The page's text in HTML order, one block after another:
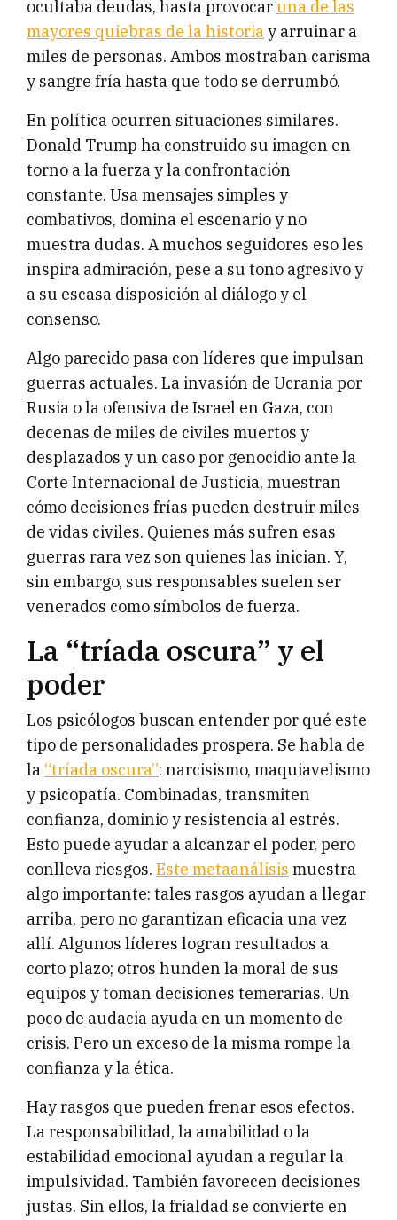
ocultaba deudas, hasta provocaruna de las
mayores quiebras de la historiay arruinar a
miles de personas. Ambos mostraban carisma
y sangre fría hasta que todo se derrumbó.
En política ocurren situaciones similares.
Donald Trump ha construido su imagen en
torno a la fuerza y la confrontación
constante. Usa mensajes simples y
combativos, domina el escenario y no
muestra dudas. A muchos seguidores eso les
inspira admiración, pese a su tono agresivo y
a su escasa disposición al diálogo y el
consenso.
Algo parecido pasa con líderes que impulsan
guerras actuales. La invasión de Ucrania por
Rusia o la ofensiva de Israel en Gaza, con
decenas de miles de civiles muertos y
desplazados y un caso por genocidio ante la
Corte Internacional de Justicia, muestran
cómo decisiones frías pueden destruir miles
de vidas civiles. Quienes más sufren esas
guerras rara vez son quienes las inician. Y,
sin embargo, sus responsables suelen ser
venerados como símbolos de fuerza.
La “tríada oscura” y el
poder
Los psicólogos buscan entender por qué este
tipo de personalidades prospera. Se habla de
la “tríada oscura”: narcisismo, maquiavelismo
y psicopatía. Combinadas, transmiten
confianza, dominio y resistencia al estrés.
Esto puede ayudar a alcanzar el poder, pero
conlleva riesgos. Este metaanálisis muestra
algo importante: tales rasgos ayudan a llegar
arriba, pero no garantizan eficacia una vez
allí. Algunos líderes logran resultados a
corto plazo; otros hunden la moral de sus
equipos y toman decisiones temerarias. Un
poco de audacia ayuda en un momento de
crisis. Pero un exceso de la misma rompe la
confianza y la ética.
Hay rasgos que pueden frenar esos efectos.
La responsabilidad, la amabilidad o la
estabilidad emocional ayudan a regular la
impulsividad. También favorecen decisiones
justas. Sin ellos, la frialdad se convierte en